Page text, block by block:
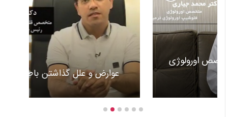
عوارض و علل گذاشتن باطری قلب +ویدئو